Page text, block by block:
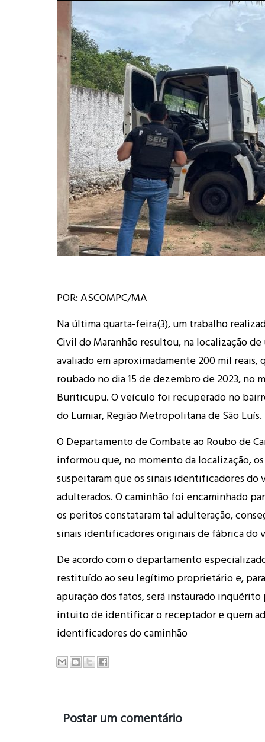
POR: ASCOMPC/MA
Na última quarta-feira(3), um trabalho
Civil do Maranhão resultou, na localização de
avaliado em aproximadamente 200 mil reais,
roubado no dia 15 de dezembro de 2023, no
Buriticupu. O veículo foi recuperado no
do Lumiar, Região Metropolitana de São Luís.
O Departamento de Combate ao Roubo de
informou que, no momento da localização,
suspeitaram que os sinais identificadores do
adulterados. O caminhão foi encaminhado
os peritos constataram tal adulteração,
sinais identificadores originais de fábrica do
De acordo com o departamento
restituído ao seu legítimo proprietário e,
apuração dos fatos, será instaurado
intuito de identificar o receptador e quem
identificadores do caminhão
Postar um comentário